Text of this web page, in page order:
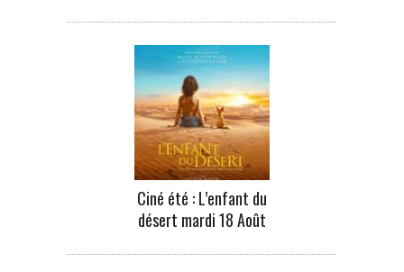
Ciné été : L’enfant du
désert mardi 18 Août